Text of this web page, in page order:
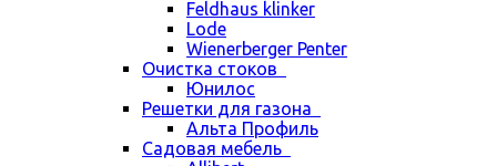
Feldhaus klinker
Lode
Wienerberger Penter
Очистка стоков
Юнилос
Решетки для газона
Альта Профиль
Садовая мебель